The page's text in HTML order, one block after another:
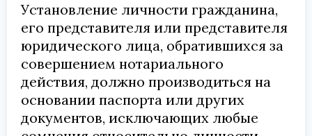
Установление личности гражданина,
его представителя или представителя
юридического лица, обратившихся за
совершением нотариального
действия, должно производиться на
основании паспорта или других
документов, исключающих любые